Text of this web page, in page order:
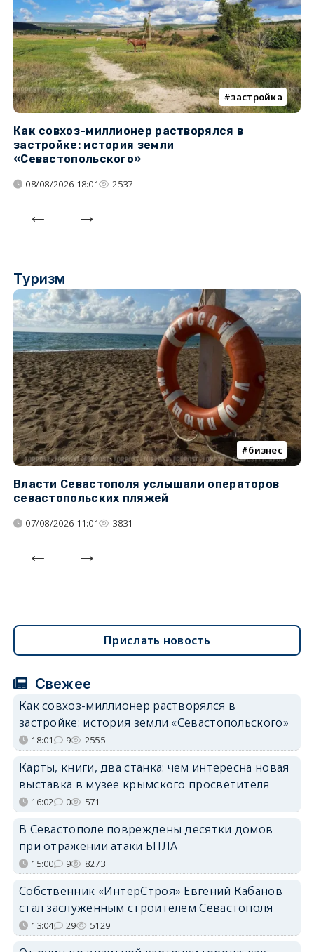
застройка
Как совхоз-миллионер растворялся в
застройке: история земли
«Севастопольского»
08/08/2026 18:01 2537
Туризм
бизнес
Власти Севастополя услышали операторов
севастопольских пляжей
07/08/2026 11:01 3831
Прислать новость
Свежее
Как совхоз-миллионер растворялся в
застройке: история земли «Севастопольского»
18:01 9 2555
Карты, книги, два станка: чем интересна новая
выставка в музее крымского просветителя
16:02 0 571
В Севастополе повреждены десятки домов
при отражении атаки БПЛА
15:00 9 8273
Собственник «ИнтерСтроя» Евгений Кабанов
стал заслуженным строителем Севастополя
13:04 29 5129